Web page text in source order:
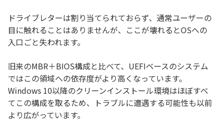
ドライブレターは割り当てられておらず、通常ユーザーの
目に触れることはありませんが、ここが壊れるとOSへの
入口ごと失われます。
旧来のMBR＋BIOS構成と比べて、UEFIベースのシステム
ではこの領域への依存度がより高くなっています。
Windows 10以降のクリーンインストール環境はほぼすべ
てこの構成を取るため、トラブルに遭遇する可能性も以前
より広がっています。